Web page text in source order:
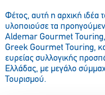
Φέτος, αυτή η αρχική ιδέα
υλοποιούσε τα
Aldemar Gourmet Touring,
Greek Gourmet Touring,
ευρείας συλλογικής
Ελλάδας, με μεγάλο
Τουρισμού.